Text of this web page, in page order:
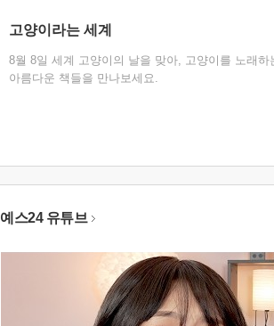
고양이라는 세계
8월 8일 세계 고양이의 날을 맞아, 고양이를 노래하
아름다운 책들을 만나보세요.
예스24 유튜브